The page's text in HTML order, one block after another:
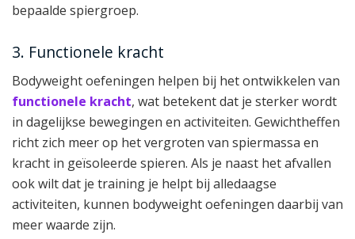
bepaalde spiergroep.
3. Functionele kracht
Bodyweight oefeningen helpen bij het ontwikkelen van
functionele kracht, wat betekent dat je sterker wordt
in dagelijkse bewegingen en activiteiten. Gewichtheffen
richt zich meer op het vergroten van spiermassa en
kracht in geïsoleerde spieren. Als je naast het afvallen
ook wilt dat je training je helpt bij alledaagse
activiteiten, kunnen bodyweight oefeningen daarbij van
meer waarde zijn.